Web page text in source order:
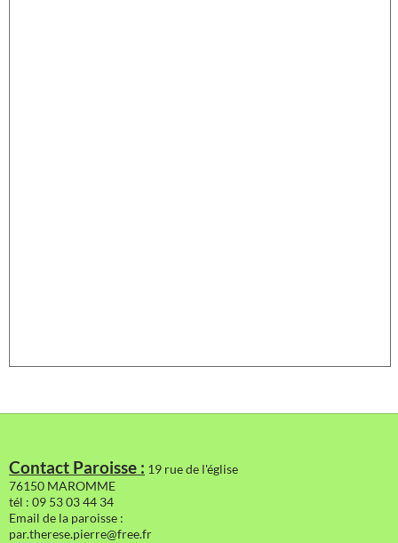
Contact Paroisse : 19 rue de l'église
76150 MAROMME
tél : 09 53 03 44 34
Email de la paroisse :
par.therese.pierre@free.fr